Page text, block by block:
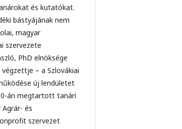
és kutatókat.
bástyájának nem
magyar
szervezete
PhD elnöksége
– a Szlovákiai
új lendületet
án megtartott tanári
és
szervezet